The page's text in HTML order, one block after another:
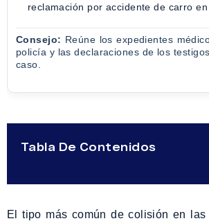
reclamación por accidente de carro en
Consejo: Reúne los expedientes
policía y las declaraciones de los
caso.
Tabla De Contenidos
El tipo más común de colisión en las